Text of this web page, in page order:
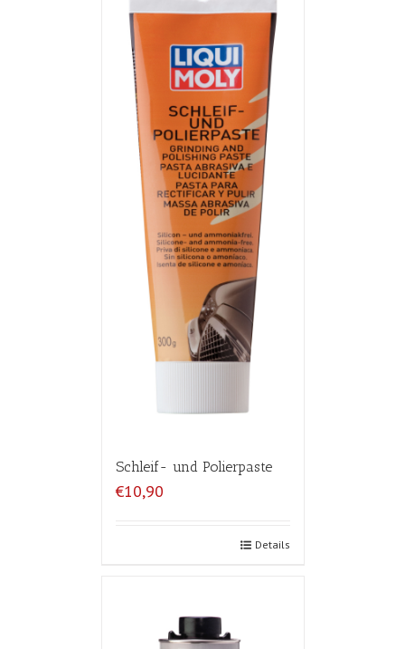
Schleif- und Polierpaste
€10,90
Details